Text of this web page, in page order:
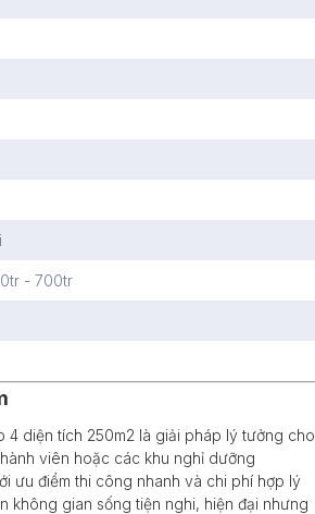
- 700tr
4 diện tích 250m2 là giải pháp lý tưởng cho
viên hoặc các khu nghỉ dưỡng
ưu điểm thi công nhanh và chi phí hợp lý
không gian sống tiện nghi, hiện đại nhưng